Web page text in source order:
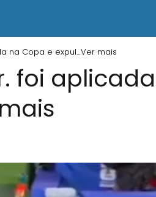
na Copa e expul…Ver mais
foi